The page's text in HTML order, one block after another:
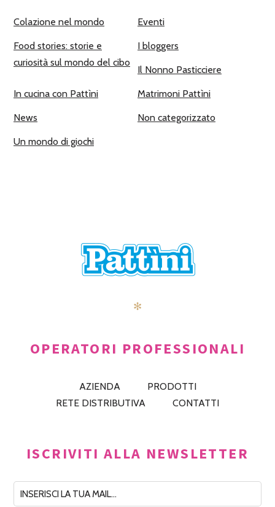
Colazione nel mondo Eventi
Food stories: storie e
curiosità sul mondo del cibo
I bloggers
Il Nonno Pasticciere
In cucina con Pattìni Matrimoni Pattìni
News Non categorizzato
Un mondo di giochi
✻
OPERATORI PROFESSIONALI
AZIENDA
PRODOTTI
RETE DISTRIBUTIVA
CONTATTI
ISCRIVITI ALLA NEWSLETTER